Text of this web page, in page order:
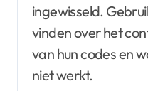
ingewisseld.
vinden over het
van hun codes en
niet werkt.